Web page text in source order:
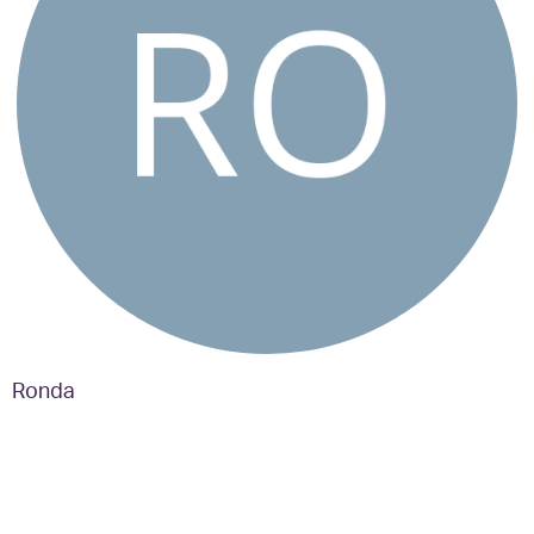
Ronda